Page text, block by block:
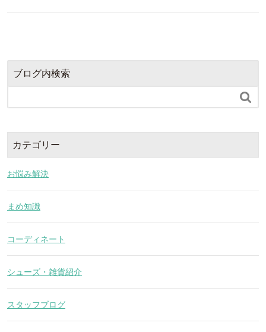
ブログ内検索

カテゴリー
お悩み解決
まめ知識
コーディネート
シューズ・雑貨紹介
スタッフブログ